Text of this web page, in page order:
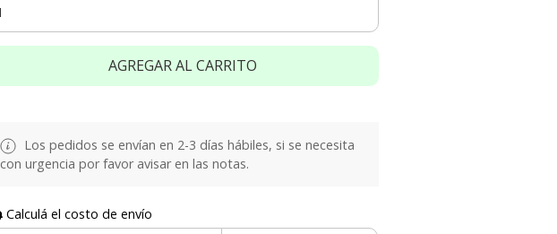
AGREGAR AL CARRITO
Los pedidos se envían en 2-3 días hábiles, si se necesita
con urgencia por favor avisar en las notas.
Calculá el costo de envío